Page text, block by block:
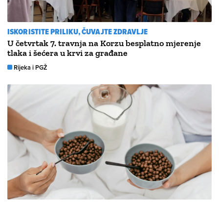
ISKORISTITE PRILIKU, ČUVAJTE ZDRAVLJE
U četvrtak 7. travnja na Korzu besplatno mjerenje
tlaka i šećera u krvi za građane
Rijeka i PGŽ